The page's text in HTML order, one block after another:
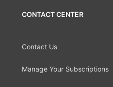
CONTACT CENTER
Contact Us
Manage Your Subscriptions